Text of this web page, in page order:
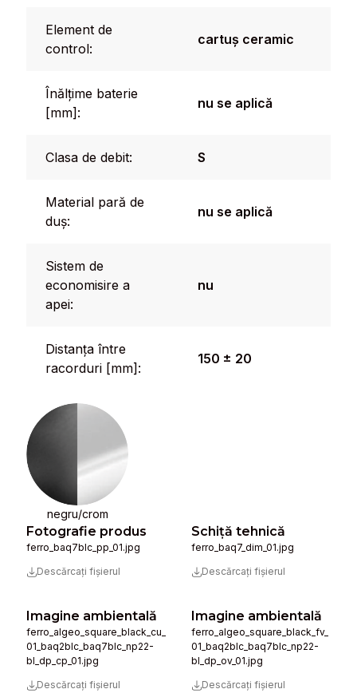
Element de
control:
cartuș ceramic
Înălțime baterie
[mm]:
nu se aplică
Clasa de debit: S
Material pară de
duș:
nu se aplică
Sistem de
economisire a
apei:
nu
Distanța între
racorduri [mm]:
150 ± 20
negru/crom
Fotografie produs
ferro_baq7blc_pp_01.jpg
Descărcați fișierul
Schiță tehnică
ferro_baq7_dim_01.jpg
Descărcați fișierul
Imagine ambientală
ferro_algeo_square_black_cu_
01_baq2blc_baq7blc_np22-
bl_dp_cp_01.jpg
Descărcați fișierul
Imagine ambientală
ferro_algeo_square_black_fv_
01_baq2blc_baq7blc_np22-
bl_dp_ov_01.jpg
Descărcați fișierul